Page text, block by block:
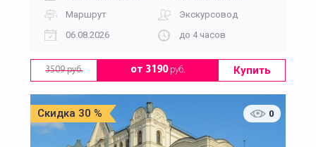
Маршрут
Экскурсовод
06.08.2026
до 4 часов
3509 руб. от 3190руб. Купить
Скидка 30 % 0